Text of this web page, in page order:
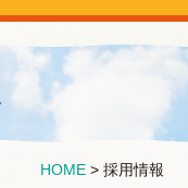
HOME> 採用情報